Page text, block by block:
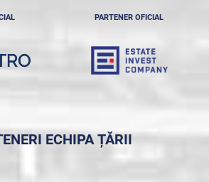
PARTENER OFICIAL
ECHIPA ȚĂRII